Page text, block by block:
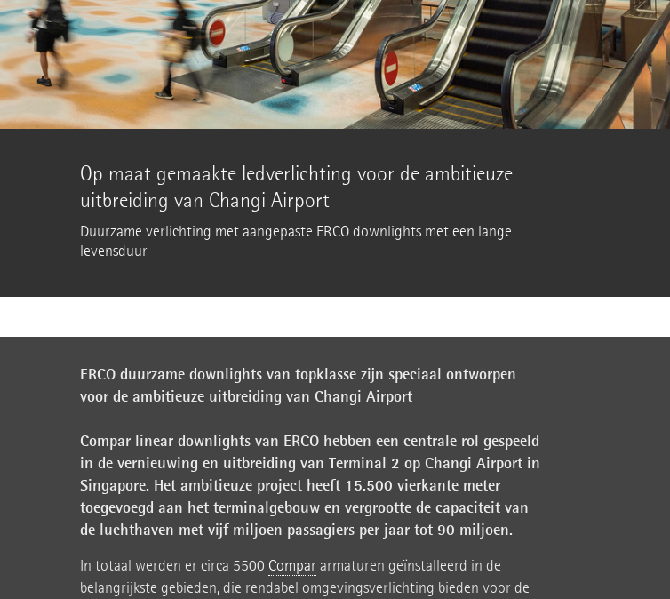
Op maat gemaakte ledverlichting voor de ambitieuze
uitbreiding van Changi Airport
Duurzame verlichting met aangepaste ERCO downlights met een lange
levensduur
ERCO duurzame downlights van topklasse zijn speciaal ontworpen
voor de ambitieuze uitbreiding van Changi Airport
Compar linear downlights van ERCO hebben een centrale rol gespeeld
in de vernieuwing en uitbreiding van Terminal 2 op Changi Airport in
Singapore. Het ambitieuze project heeft 15.500 vierkante meter
toegevoegd aan het terminalgebouw en vergrootte de capaciteit van
de luchthaven met vijf miljoen passagiers per jaar tot 90 miljoen.
In totaal werden er circa 5500 Compararmaturen geïnstalleerd in de
belangrijkste gebieden, die rendabel omgevingsverlichting bieden voor de